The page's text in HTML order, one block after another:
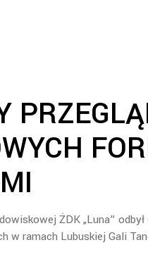
ŻDK „Luna”
w ramach Lubuskiej Gali